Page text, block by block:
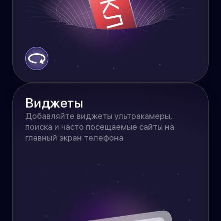
Виджеты
Добавляйте виджеты ультракамеры,
поиска и часто посещаемые сайты на
главный экран телефона
Добавляйте виджеты на главный
экран телефона для быстрого
доступа к ультракамере, к банковским
сайтам, к шаблонам или поиску